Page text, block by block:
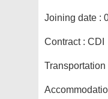
Joining date :
Contract : CDI
Transportation